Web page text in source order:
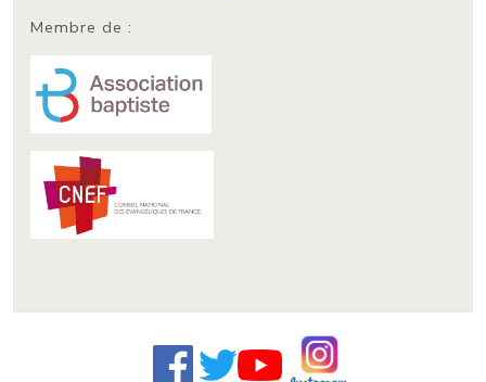
Membre de :